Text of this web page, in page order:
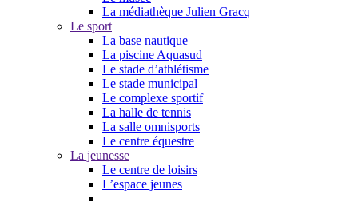
La médiathèque Julien Gracq
Le sport
La base nautique
La piscine Aquasud
Le stade d’athlétisme
Le stade municipal
Le complexe sportif
La halle de tennis
La salle omnisports
Le centre équestre
La jeunesse
Le centre de loisirs
L’espace jeunes